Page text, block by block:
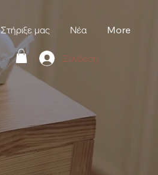
Στήριξε μας Νέα More
Σύνδεση